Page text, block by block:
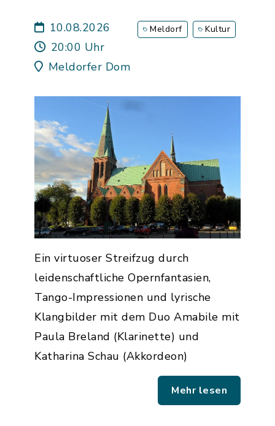
10.08.2026
20:00 Uhr
Meldorfer Dom
Meldorf Kultur
Ein virtuoser Streifzug durch
leidenschaftliche Opernfantasien,
Tango-Impressionen und lyrische
Klangbilder mit dem Duo Amabile mit
Paula Breland (Klarinette) und
Katharina Schau (Akkordeon)
Mehr lesen